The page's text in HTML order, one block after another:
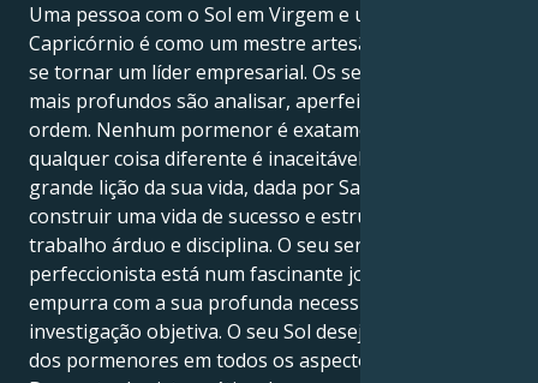
Uma pessoa com o Sol em Virgem e um Saturno em
Capricórnio é como um mestre artesão que tem de
se tornar um líder empresarial. Os seus instintos
mais profundos são analisar, aperfeiçoar e criar
ordem. Nenhum pormenor é exatamente correto;
qualquer coisa diferente é inaceitável. No entanto, a
grande lição da sua vida, dada por Saturno, é que
construir uma vida de sucesso e estrutura requer
trabalho árduo e disciplina. O seu ser metódico e
perfeccionista está num fascinante jogo de empurra-
empurra com a sua profunda necessidade de
investigação objetiva. O seu Sol deseja ser o mestre
dos pormenores em todos os aspectos da existência.